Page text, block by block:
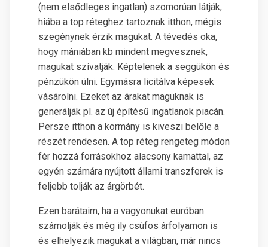
(nem elsődleges ingatlan) szomorúan látják,
hiába a top réteghez tartoznak itthon, mégis
szegénynek érzik magukat. A tévedés oka,
hogy mániában kb mindent megvesznek,
magukat szívatják. Képtelenek a seggükön és
pénzükön ülni. Egymásra licitálva képesek
vásárolni. Ezeket az árakat maguknak is
generálják pl. az új építésű ingatlanok piacán.
Persze itthon a kormány is kiveszi belőle a
részét rendesen. A top réteg rengeteg módon
fér hozzá forrásokhoz alacsony kamattal, az
egyén számára nyújtott állami transzferek is
feljebb tolják az árgörbét.
Ezen barátaim, ha a vagyonukat euróban
számolják és még ily csúfos árfolyamon is
és elhelyezik magukat a világban, már nincs